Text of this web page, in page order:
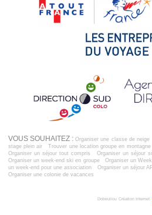
VOUS SOUHAITEZ :Organiser une classe de neige
stage plein air
Trouver une location groupe en montagne
Organiser un séjour tout compris
Organiser un séjour
Organiser un week-end ski en groupe
Organiser un
un week-end pour une association
Organiser un séjour
Organiser une colonie de vacances
Dobeuliou Création Internet